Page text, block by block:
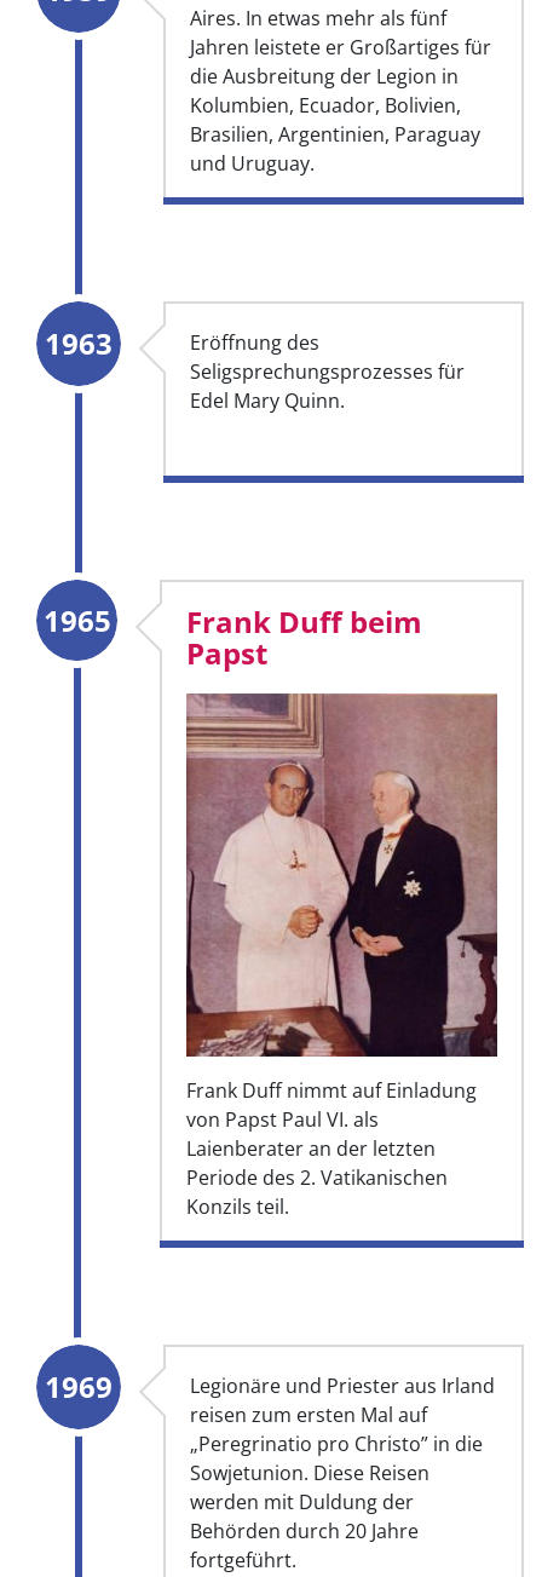
Aires. In etwas mehr als fünf
Jahren leistete er Großartiges für
die Ausbreitung der Legion in
Kolumbien, Ecuador, Bolivien,
Brasilien, Argentinien, Paraguay
und Uruguay.
Eröffnung des
Seligsprechungsprozesses für
Edel Mary Quinn.
1963
Frank Duff beim
Papst
Frank Duff nimmt auf Einladung
von Papst Paul VI. als
Laienberater an der letzten
Periode des 2. Vatikanischen
Konzils teil.
1965
Legionäre und Priester aus Irland
reisen zum ersten Mal auf
„Peregrinatio pro Christo” in die
Sowjetunion. Diese Reisen
werden mit Duldung der
Behörden durch 20 Jahre
fortgeführt.
1969